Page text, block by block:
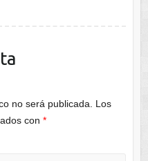
no será publicada. Los
con *